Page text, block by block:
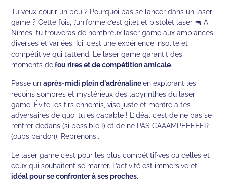
Tu veux courir un peu ? Pourquoi pas se lancer dans un laser
game ? Cette fois, l’uniforme c’est gilet et pistolet laser 🔫 À
Nîmes, tu trouveras de nombreux laser game aux ambiances
diverses et variées. Ici, c’est une expérience insolite et
compétitive qui t’attend. Le laser game garantit des
moments defou rires et de compétition amicale.
Passe unaprès-midi plein d'adrénalineen explorant les
recoins sombres et mystérieux des labyrinthes du laser
game. Évite les tirs ennemis, vise juste et montre à tes
adversaires de quoi tu es capable ! L’idéal c’est de ne pas se
rentrer dedans (si possible !) et de ne PAS CAAAMPEEEEER
(oups pardon). Reprenons...
Le laser game c’est pour les plus compétitif·ves ou celles et
ceux qui souhaitent se marrer. L’activité est immersive et
idéal pour se confronter à ses proches.